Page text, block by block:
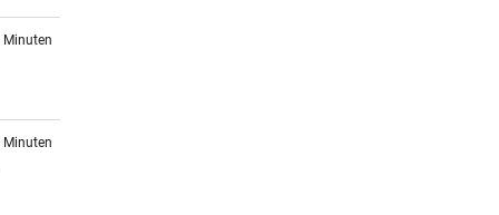
Minuten
Minuten